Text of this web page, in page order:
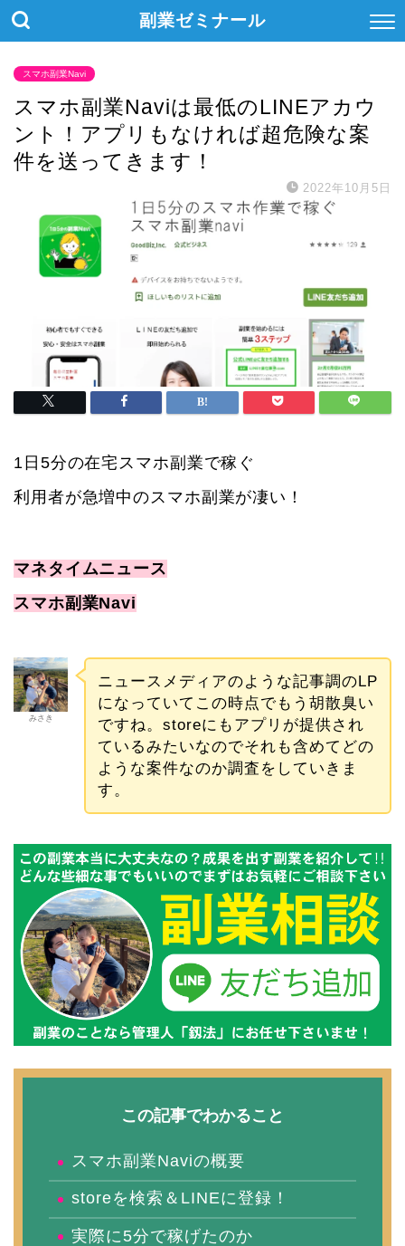
副業ゼミナール
スマホ副業Navi
スマホ副業Naviは最低のLINEアカウ
ント！アプリもなければ超危険な案
件を送ってきます！
2022年10月5日
1日5分の在宅スマホ副業で稼ぐ
利用者が急増中のスマホ副業が凄い！
マネタイムニュース
スマホ副業Navi
みさき
ニュースメディアのような記事調のLP
になっていてこの時点でもう胡散臭い
ですね。storeにもアプリが提供され
ているみたいなのでそれも含めてどの
ような案件なのか調査をしていきま
す。
この記事でわかること
スマホ副業Naviの概要
storeを検索＆LINEに登録！
実際に5分で稼げたのか